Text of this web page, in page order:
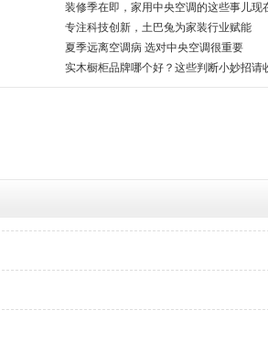
装修季在即，家用中央空调的这些事儿现
专注科技创新，土巴兔为家装行业赋能
夏季远离空调病 选对中央空调很重要
实木橱柜品牌哪个好？这些判断小妙招请